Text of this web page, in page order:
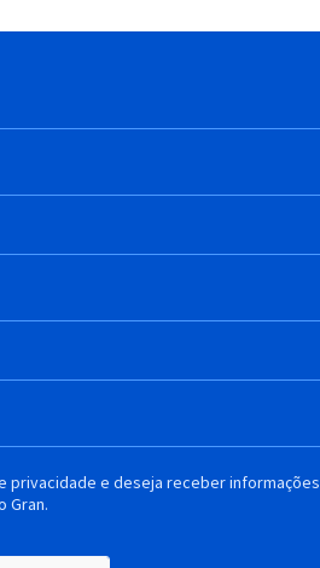
privacidade e deseja receber informações
Gran.